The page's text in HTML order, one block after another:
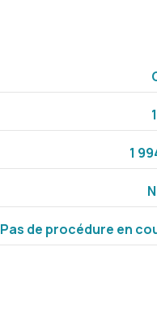
1
Pas de procédure en